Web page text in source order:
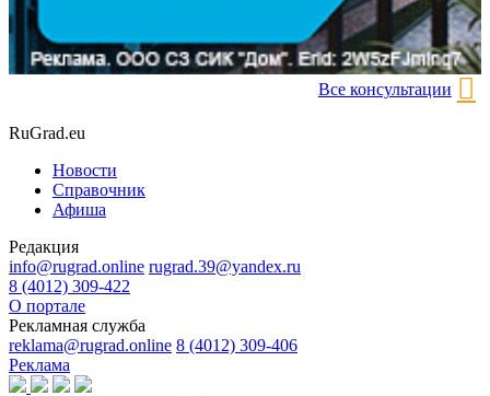
Все консультации
RuGrad.eu
Новости
Справочник
Афиша
Редакция
info@rugrad.online rugrad.39@yandex.ru
8 (4012) 309-422
О портале
Рекламная служба
reklama@rugrad.online 8 (4012) 309-406
Реклама